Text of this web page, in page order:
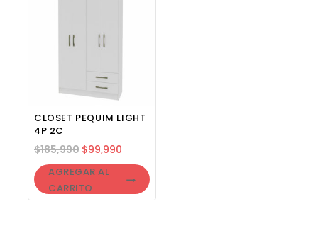
CLOSET PEQUIM LIGHT
4P 2C
$185,990 $99,990
AGREGAR AL
CARRITO